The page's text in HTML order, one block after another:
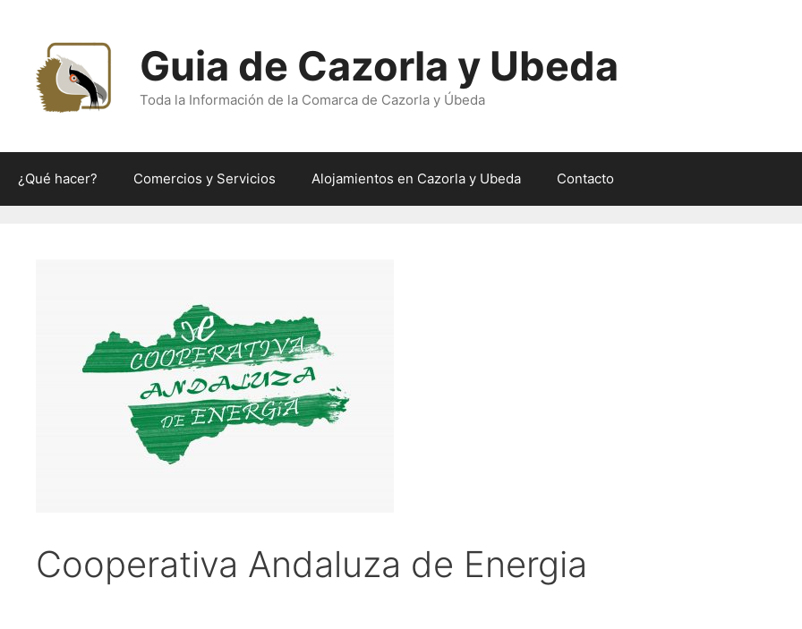
contenido
Guia de Cazorla y Ubeda
Toda la Información de la Comarca de Cazorla y Úbeda
¿Qué hacer? Comercios y Servicios Alojamientos en Cazorla y Ubeda Contacto
Cooperativa Andaluza de Energia